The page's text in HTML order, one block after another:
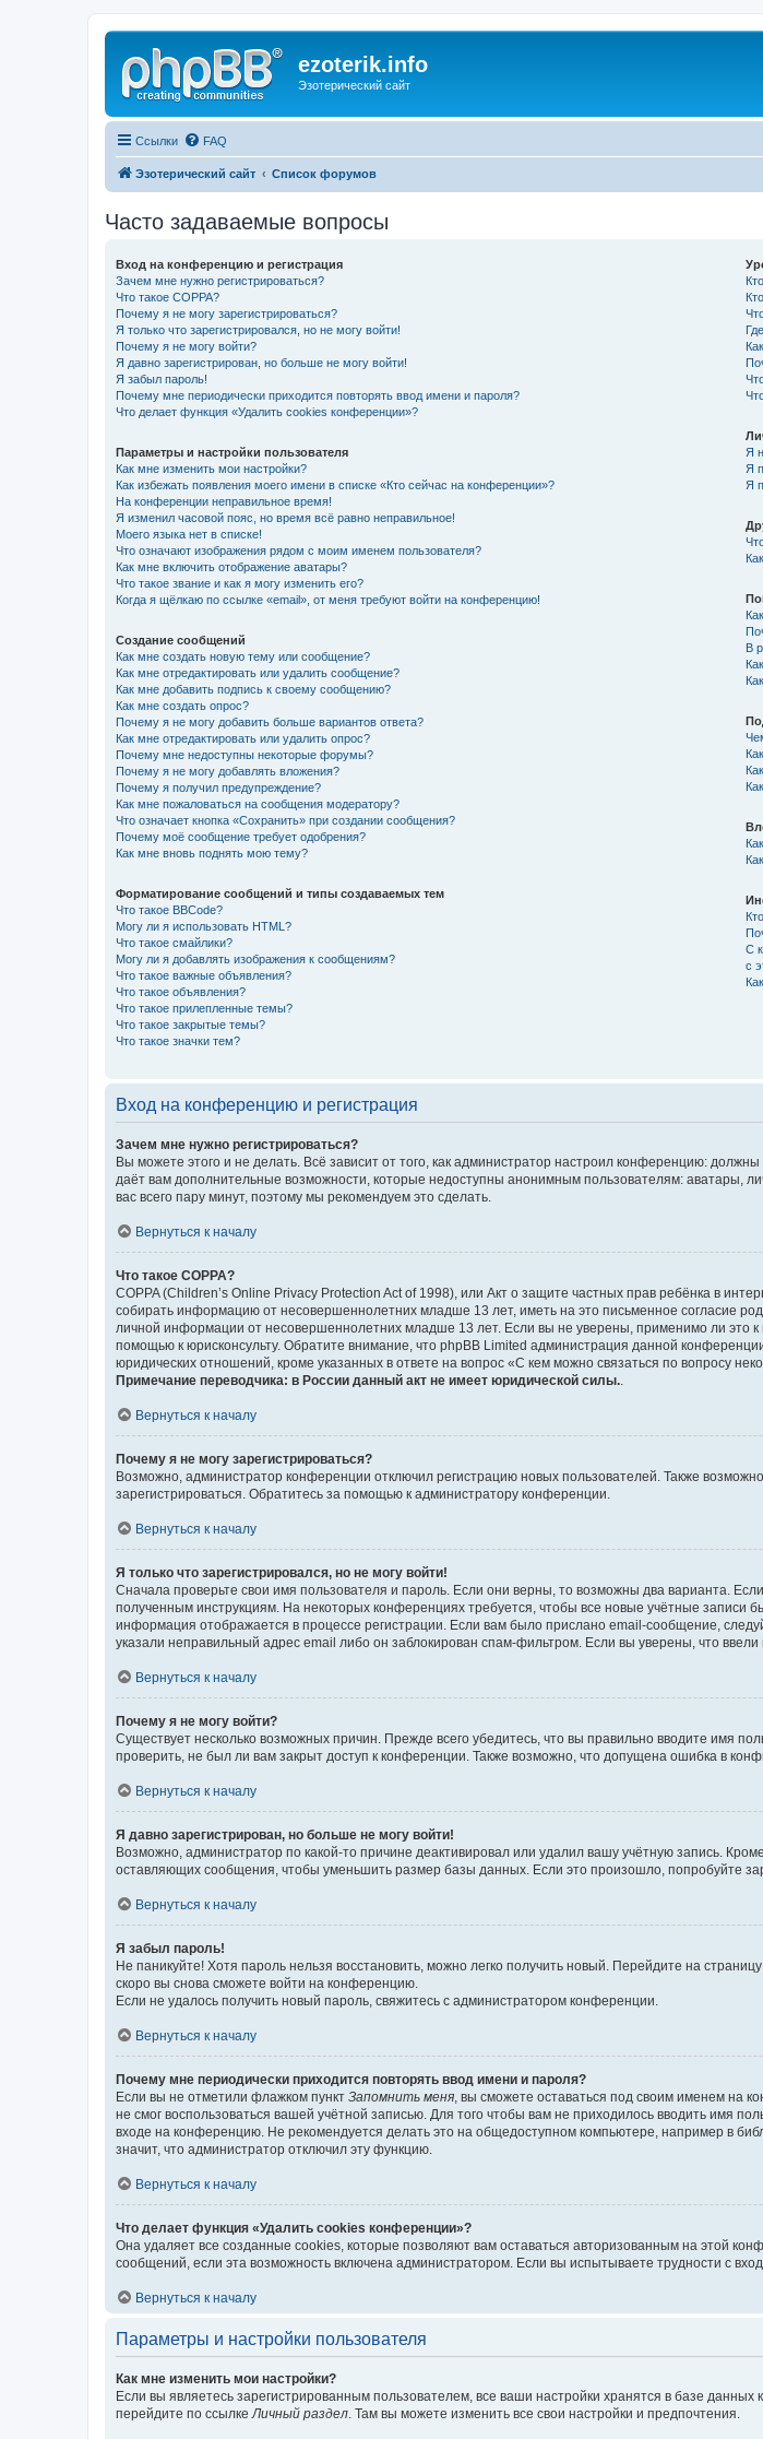
ezoterik.info
Эзотерический сайт
Ссылки FAQ
Эзотерический сайт Список форумов
Часто задаваемые вопросы
Вход на конференцию и регистрация
Зачем мне нужно регистрироваться?
Что такое COPPA?
Почему я не могу зарегистрироваться?
Я только что зарегистрировался, но не могу войти!
Почему я не могу войти?
Я давно зарегистрирован, но больше не могу войти!
Я забыл пароль!
Почему мне периодически приходится повторять ввод имени и пароля?
Что делает функция «Удалить cookies конференции»?
Параметры и настройки пользователя
Как мне изменить мои настройки?
Как избежать появления моего имени в списке «Кто сейчас на конференции»?
На конференции неправильное время!
Я изменил часовой пояс, но время всё равно неправильное!
Моего языка нет в списке!
Что означают изображения рядом с моим именем пользователя?
Как мне включить отображение аватары?
Что такое звание и как я могу изменить его?
Когда я щёлкаю по ссылке «email», от меня требуют войти на конференцию!
Создание сообщений
Как мне создать новую тему или сообщение?
Как мне отредактировать или удалить сообщение?
Как мне добавить подпись к своему сообщению?
Как мне создать опрос?
Почему я не могу добавить больше вариантов ответа?
Как мне отредактировать или удалить опрос?
Почему мне недоступны некоторые форумы?
Почему я не могу добавлять вложения?
Почему я получил предупреждение?
Как мне пожаловаться на сообщения модератору?
Что означает кнопка «Сохранить» при создании сообщения?
Почему моё сообщение требует одобрения?
Как мне вновь поднять мою тему?
Форматирование сообщений и типы создаваемых тем
Что такое BBCode?
Могу ли я использовать HTML?
Что такое смайлики?
Могу ли я добавлять изображения к сообщениям?
Что такое важные объявления?
Что такое объявления?
Что такое прилепленные темы?
Что такое закрытые темы?
Что такое значки тем?
Я
Я
Я
В
С
с
Вход на конференцию и регистрация
Зачем мне нужно регистрироваться?
Вы можете этого и не делать. Всё зависит от того, как администратор настроил конференцию:
даёт вам дополнительные возможности, которые недоступны анонимным пользователям: аватары,
вас всего пару минут, поэтому мы рекомендуем это сделать.
Вернуться к началу
Что такое COPPA?
COPPA (Children’s Online Privacy Protection Act of 1998), или Акт о защите частных прав ребёнка в
собирать информацию от несовершеннолетних младше 13 лет, иметь на это письменное согласие
личной информации от несовершеннолетних младше 13 лет. Если вы не уверены, применимо ли это
помощью к юрисконсульту. Обратите внимание, что phpBB Limited администрация данной
юридических отношений, кроме указанных в ответе на вопрос «С кем можно связаться по вопросу
Примечание переводчика: в России данный акт не имеет юридической силы.
Вернуться к началу
Почему я не могу зарегистрироваться?
Возможно, администратор конференции отключил регистрацию новых пользователей. Также
зарегистрироваться. Обратитесь за помощью к администратору конференции.
Вернуться к началу
Я только что зарегистрировался, но не могу войти!
Сначала проверьте свои имя пользователя и пароль. Если они верны, то возможны два варианта.
полученным инструкциям. На некоторых конференциях требуется, чтобы все новые учётные записи
информация отображается в процессе регистрации. Если вам было прислано email-сообщение,
указали неправильный адрес email либо он заблокирован спам-фильтром. Если вы уверены, что
Вернуться к началу
Почему я не могу войти?
Существует несколько возможных причин. Прежде всего убедитесь, что вы правильно вводите имя
проверить, не был ли вам закрыт доступ к конференции. Также возможно, что допущена ошибка в
Вернуться к началу
Я давно зарегистрирован, но больше не могу войти!
Возможно, администратор по какой-то причине деактивировал или удалил вашу учётную запись.
оставляющих сообщения, чтобы уменьшить размер базы данных. Если это произошло, попробуйте
Вернуться к началу
Я забыл пароль!
Не паникуйте! Хотя пароль нельзя восстановить, можно легко получить новый. Перейдите на
скоро вы снова сможете войти на конференцию.
Если не удалось получить новый пароль, свяжитесь с администратором конференции.
Вернуться к началу
Почему мне периодически приходится повторять ввод имени и пароля?
Если вы не отметили флажком пункт Запомнить меня , вы сможете оставаться под своим именем на
не смог воспользоваться вашей учётной записью. Для того чтобы вам не приходилось вводить имя
входе на конференцию. Не рекомендуется делать это на общедоступном компьютере, например в
значит, что администратор отключил эту функцию.
Вернуться к началу
Что делает функция «Удалить cookies конференции»?
Она удаляет все созданные cookies, которые позволяют вам оставаться авторизованным на этой
сообщений, если эта возможность включена администратором. Если вы испытываете трудности с
Вернуться к началу
Параметры и настройки пользователя
Как мне изменить мои настройки?
Если вы являетесь зарегистрированным пользователем, все ваши настройки хранятся в базе
перейдите по ссылке Личный раздел . Там вы можете изменить все свои настройки и предпочтения.